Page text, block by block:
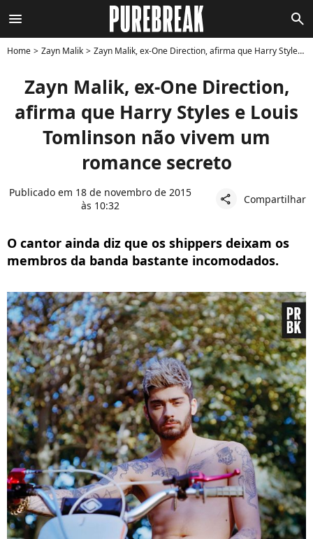
menu search
Home Zayn Malik Zayn Malik, ex-One Direction, afirma que Harry Styles e Louis Tomlinson não vivem um romance secreto
Zayn Malik, ex-One Direction,
afirma que Harry Styles e Louis
Tomlinson não vivem um
romance secreto
Publicado em 18 de novembro de 2015
às 10:32
share Compartilhar
O cantor ainda diz que os shippers deixam os
membros da banda bastante incomodados.